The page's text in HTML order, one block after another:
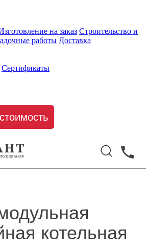
на заказ Строительство и
работы Доставка
Сертификаты
котельная